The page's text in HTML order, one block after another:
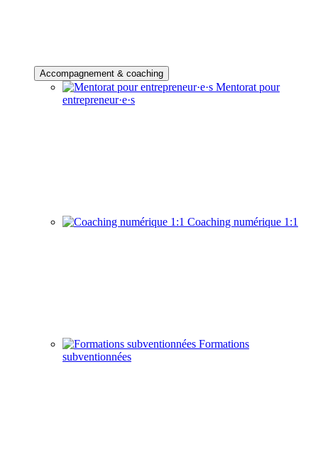
Accompagnement & coaching
Mentorat pour
entrepreneur·e·s
Coaching numérique 1:1
Formations
subventionnées